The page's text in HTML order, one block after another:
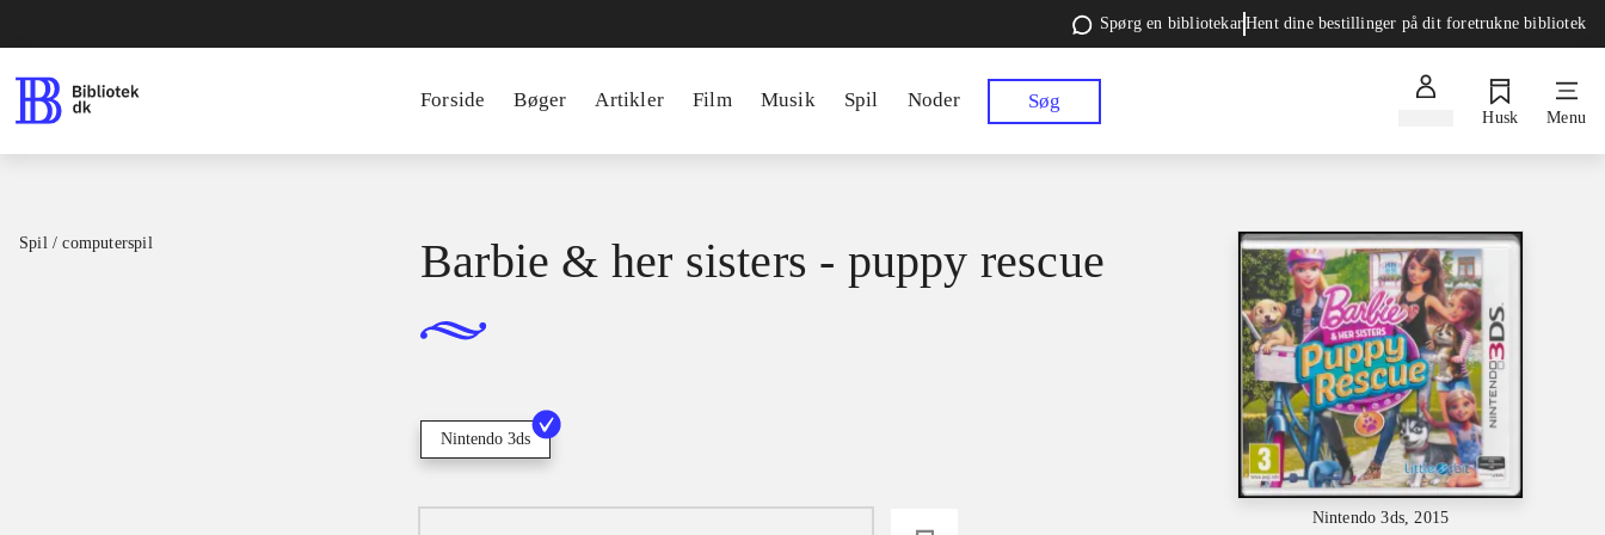
Spørg en bibliotekarHent dine bestillinger på dit foretrukne bibliotek
Forside Bøger Artikler Film Musik Spil Noder Søg
Husk Menu
Spil / computerspil
Nintendo 3ds, 2015
Barbie & her sisters - puppy rescue
Nintendo 3ds